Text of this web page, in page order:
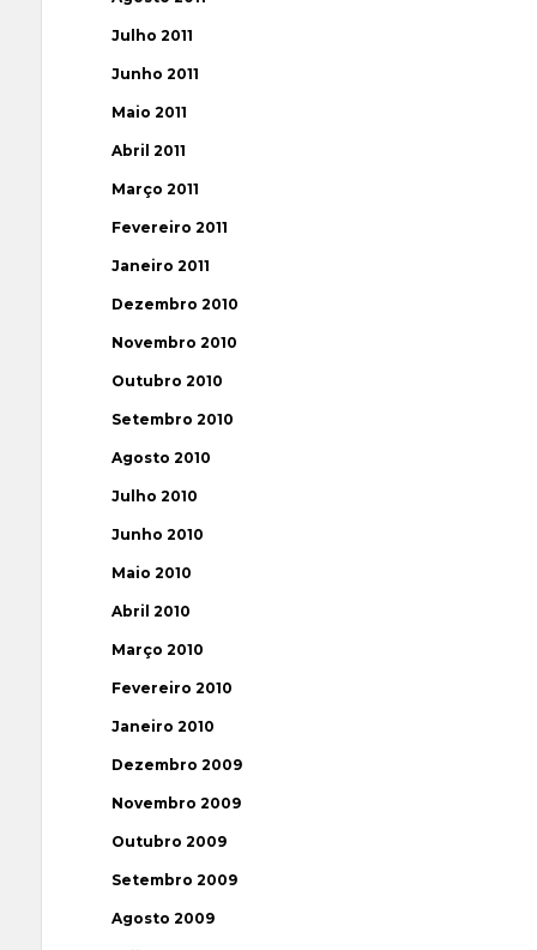
Julho 2011
Junho 2011
Maio 2011
Abril 2011
Março 2011
Fevereiro 2011
Janeiro 2011
Dezembro 2010
Novembro 2010
Outubro 2010
Setembro 2010
Agosto 2010
Julho 2010
Junho 2010
Maio 2010
Abril 2010
Março 2010
Fevereiro 2010
Janeiro 2010
Dezembro 2009
Novembro 2009
Outubro 2009
Setembro 2009
Agosto 2009